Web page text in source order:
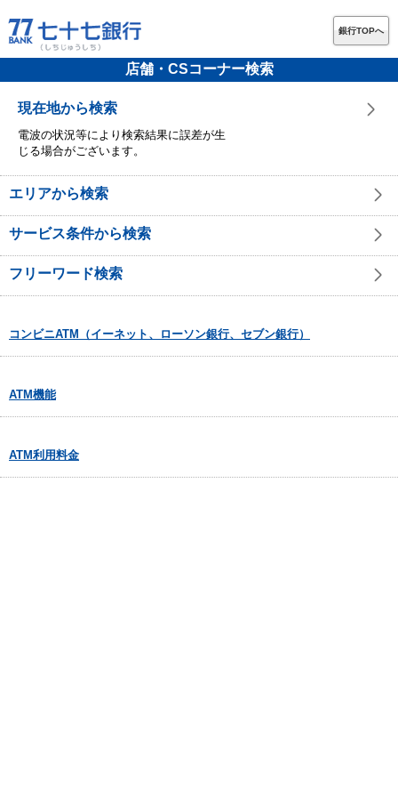
銀行TOPへ
店舗・CSコーナー検索
現在地から検索
電波の状況等により検索結果に誤差が生
じる場合がございます。
エリアから検索
サービス条件から検索
フリーワード検索
コンビニATM（イーネット、ローソン銀行、セブン銀行）
ATM機能
ATM利用料金